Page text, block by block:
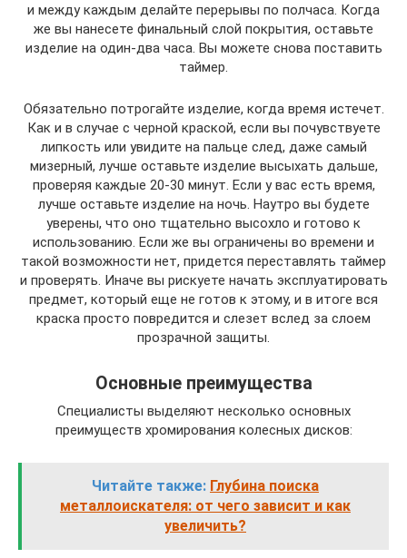
и между каждым делайте перерывы по полчаса. Когда
же вы нанесете финальный слой покрытия, оставьте
изделие на один-два часа. Вы можете снова поставить
таймер.
Обязательно потрогайте изделие, когда время истечет.
Как и в случае с черной краской, если вы почувствуете
липкость или увидите на пальце след, даже самый
мизерный, лучше оставьте изделие высыхать дальше,
проверяя каждые 20-30 минут. Если у вас есть время,
лучше оставьте изделие на ночь. Наутро вы будете
уверены, что оно тщательно высохло и готово к
использованию. Если же вы ограничены во времени и
такой возможности нет, придется переставлять таймер
и проверять. Иначе вы рискуете начать эксплуатировать
предмет, который еще не готов к этому, и в итоге вся
краска просто повредится и слезет вслед за слоем
прозрачной защиты.
Основные преимущества
Специалисты выделяют несколько основных
преимуществ хромирования колесных дисков:
Читайте также: Глубина поиска
металлоискателя: от чего зависит и как
увеличить?